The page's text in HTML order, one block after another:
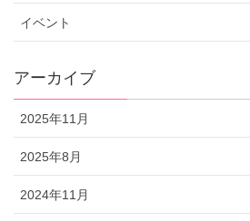
イベント
アーカイブ
2025年11月
2025年8月
2024年11月